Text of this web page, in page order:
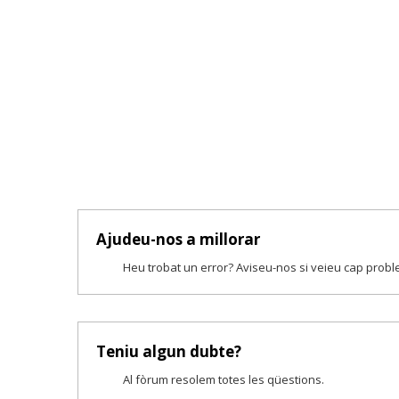
Ajudeu-nos a millorar
Heu trobat un error? Aviseu-nos si veieu cap
Teniu algun dubte?
Al fòrum resolem totes les qüestions.